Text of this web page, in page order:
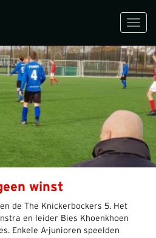
winst
de The Knickerbockers 5. Het
en leider Bies Khoenkhoen
Enkele A-junioren speelden